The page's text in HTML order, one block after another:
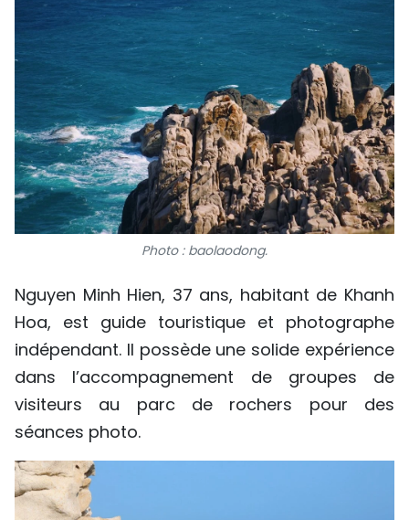
Photo : baolaodong.
Nguyen Minh Hien, 37 ans, habitant de Khanh
Hoa, est guide touristique et photographe
indépendant. Il possède une solide expérience
dans l’accompagnement de groupes de
visiteurs au parc de rochers pour des
séances photo.